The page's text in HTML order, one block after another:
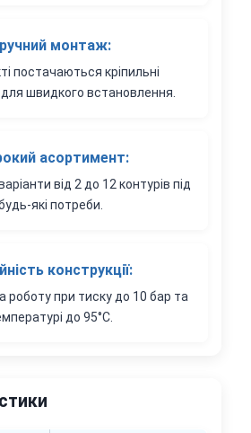
монтаж:
постачаються кріпильні
швидкого встановлення.
асортимент:
від 2 до 12 контурів під
які потреби.
конструкції:
роботу при тиску до 10 бар та
до 95°C.